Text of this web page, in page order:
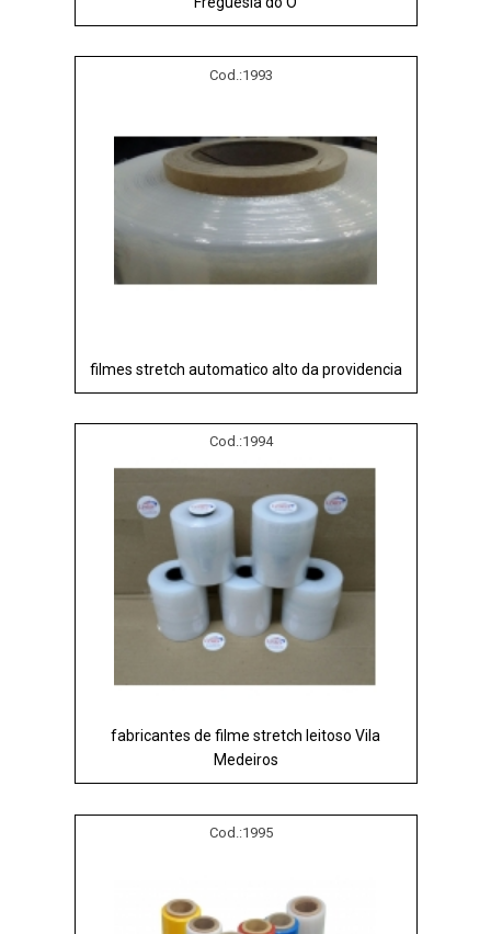
Cod.:1993
filmes stretch automatico alto da providencia
Cod.:1994
fabricantes de filme stretch leitoso Vila
Medeiros
Cod.:1995